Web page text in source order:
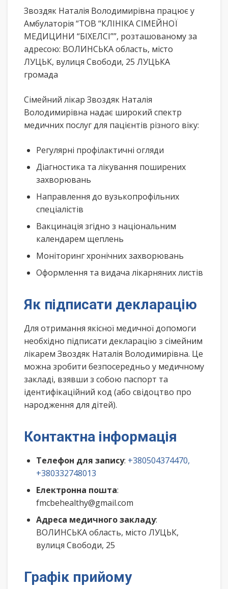
Звоздяк Наталія Володимирівна працює у
Амбулаторія “ТОВ “КЛІНІКА СІМЕЙНОЇ
МЕДИЦИНИ “БІХЕЛСІ””, розташованому за
адресою: ВОЛИНСЬКА область, місто
ЛУЦЬК, вулиця Свободи, 25 ЛУЦЬКА
громада
Сімейний лікар Звоздяк Наталія
Володимирівна надає широкий спектр
медичних послуг для пацієнтів різного віку:
Регулярні профілактичні огляди
Діагностика та лікування поширених
захворювань
Направлення до вузькопрофільних
спеціалістів
Вакцинація згідно з національним
календарем щеплень
Моніторинг хронічних захворювань
Оформлення та видача лікарняних листів
Як підписати декларацію
Для отримання якісної медичної допомоги
необхідно підписати декларацію з сімейним
лікарем Звоздяк Наталія Володимирівна. Це
можна зробити безпосередньо у медичному
закладі, взявши з собою паспорт та
ідентифікаційний код (або свідоцтво про
народження для дітей).
Контактна інформація
Телефон для запису: +380504374470,
+380332748013
Електронна пошта:
fmcbehealthy@gmail.com
Адреса медичного закладу:
ВОЛИНСЬКА область, місто ЛУЦЬК,
вулиця Свободи, 25
Графік прийому